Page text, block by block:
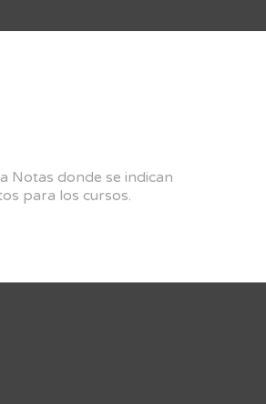
Notas donde se indican
para los cursos.